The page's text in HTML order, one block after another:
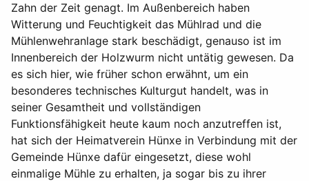
Zahn der Zeit genagt. Im Außenbereich haben
Witterung und Feuchtigkeit das Mühlrad und die
Mühlenwehranlage stark beschädigt, genauso ist im
Innenbereich der Holzwurm nicht untätig gewesen. Da
es sich hier, wie früher schon erwähnt, um ein
besonderes technisches Kulturgut handelt, was in
seiner Gesamtheit und vollständigen
Funktionsfähigkeit heute kaum noch anzutreffen ist,
hat sich der Heimatverein Hünxe in Verbindung mit der
Gemeinde Hünxe dafür eingesetzt, diese wohl
einmalige Mühle zu erhalten, ja sogar bis zu ihrer